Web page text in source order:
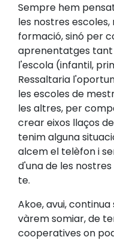
Sempre hem
les nostres
formació, sinó per
aprenentatges tant
l'escola (infantil,
Ressaltaria
les escoles de
les altres, per
crear eixos llaços
tenim alguna
alcem el telèfon i
d'una de les
te.
Akoe, avui,
vàrem somiar, de
cooperatives on